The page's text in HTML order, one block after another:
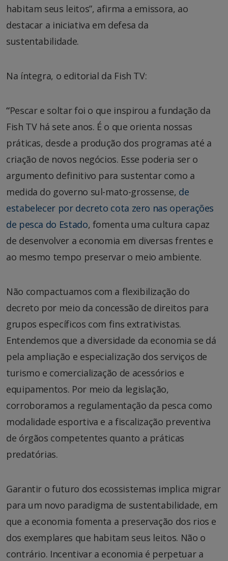
habitam seus leitos”, afirma a emissora, ao
destacar a iniciativa em defesa da
sustentabilidade.
Na íntegra, o editorial da Fish TV:
“Pescar e soltar foi o que inspirou a fundação da
Fish TV há sete anos. É o que orienta nossas
práticas, desde a produção dos programas até a
criação de novos negócios. Esse poderia ser o
argumento definitivo para sustentar como a
medida do governo sul-mato-grossense, de
estabelecer por decreto cota zero nas operações
de pesca do Estado, fomenta uma cultura capaz
de desenvolver a economia em diversas frentes e
ao mesmo tempo preservar o meio ambiente.
Não compactuamos com a flexibilização do
decreto por meio da concessão de direitos para
grupos específicos com fins extrativistas.
Entendemos que a diversidade da economia se dá
pela ampliação e especialização dos serviços de
turismo e comercialização de acessórios e
equipamentos. Por meio da legislação,
corroboramos a regulamentação da pesca como
modalidade esportiva e a fiscalização preventiva
de órgãos competentes quanto a práticas
predatórias.
Garantir o futuro dos ecossistemas implica migrar
para um novo paradigma de sustentabilidade, em
que a economia fomenta a preservação dos rios e
dos exemplares que habitam seus leitos. Não o
contrário. Incentivar a economia é perpetuar a